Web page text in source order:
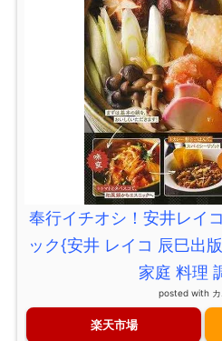
奉行イチオシ！安井レイ
ック{安井 レイコ 辰巳出
家庭 料理
posted with
楽天市場